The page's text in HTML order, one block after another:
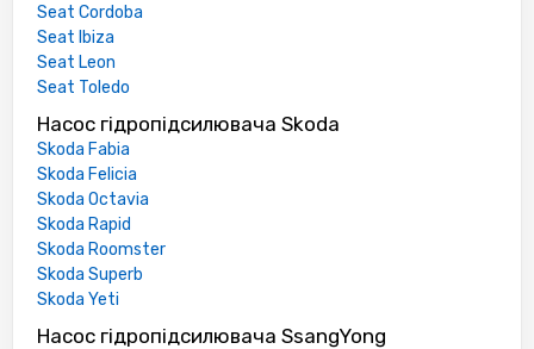
Seat Cordoba
Seat Ibiza
Seat Leon
Seat Toledo
Насос гідропідсилювача Skoda
Skoda Fabia
Skoda Felicia
Skoda Octavia
Skoda Rapid
Skoda Roomster
Skoda Superb
Skoda Yeti
Насос гідропідсилювача SsangYong